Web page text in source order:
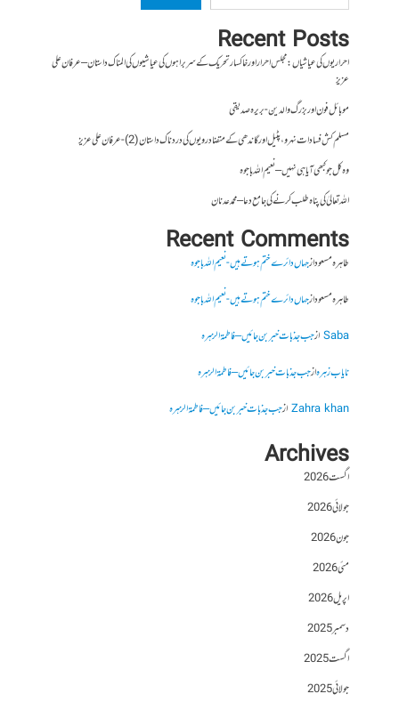
Recent Posts
احراریوں کی عیاشیاں : مجلس احرار اور خاکسار تحریک کے سربراہوں کی عیاشیوں کی المناک داستان – عرفان علی
عزیز
موبائل فون اور بزرگ والدین- بریرہ صدیقی
مسلم کش فسادات نہرو، پٹیل اور گاندھی کے متضاد رویوں کی درد ناک داستان (2)- عرفان علی عزیز
وہ کل جو کبھی آیا ہی نہیں – نعیم اللہ باجوہ
اللہ تعالیٰ کی پناہ طلب کرنے کی جامع دعا – محمد عدنان
Recent Comments
طاہرہ مسعودازجہاں دائرے ختم ہوتے ہیں- نعیم اللہ باجوہ
طاہرہ مسعودازجہاں دائرے ختم ہوتے ہیں- نعیم اللہ باجوہ
Sabaازجب جذبات خبر بن جائیں – فاطمۃالزہرہ
نایاب زہرہازجب جذبات خبر بن جائیں – فاطمۃالزہرہ
Zahra khanازجب جذبات خبر بن جائیں – فاطمۃالزہرہ
Archives
اگست 2026
جولائی 2026
جون 2026
مئی 2026
اپریل 2026
دسمبر 2025
اگست 2025
جولائی 2025